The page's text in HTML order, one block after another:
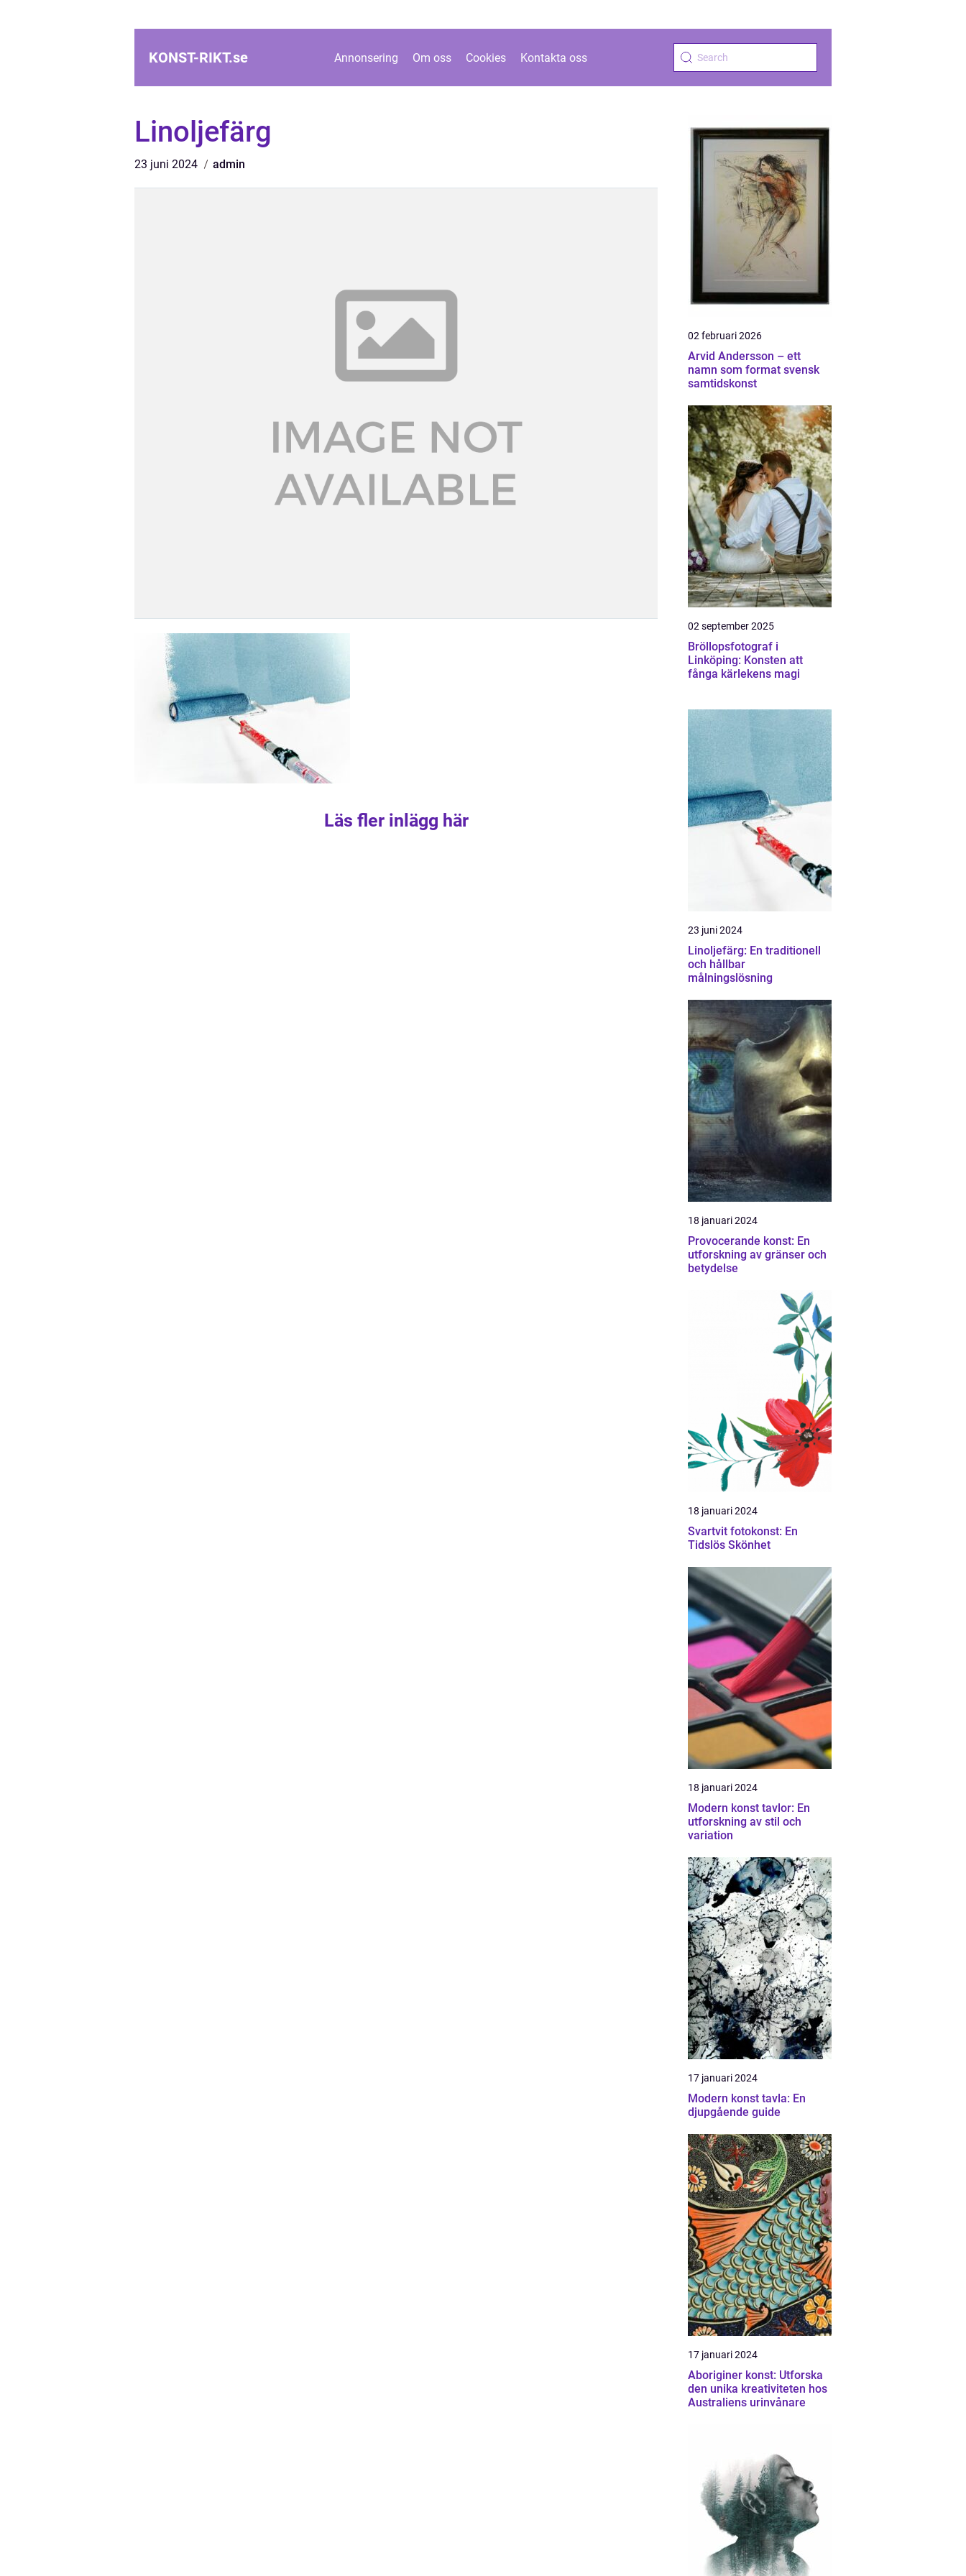
KONST-RIKT.se Annonsering Om oss Cookies Kontakta oss
Linoljefärg
23 juni 2024 admin
Läs fler inlägg här
02 februari 2026
Arvid Andersson – ett
namn som format svensk
samtidskonst
02 september 2025
Bröllopsfotograf i
Linköping: Konsten att
fånga kärlekens magi
23 juni 2024
Linoljefärg: En traditionell
och hållbar
målningslösning
18 januari 2024
Provocerande konst: En
utforskning av gränser och
betydelse
18 januari 2024
Svartvit fotokonst: En
Tidslös Skönhet
18 januari 2024
Modern konst tavlor: En
utforskning av stil och
variation
17 januari 2024
Modern konst tavla: En
djupgående guide
17 januari 2024
Aboriginer konst: Utforska
den unika kreativiteten hos
Australiens urinvånare